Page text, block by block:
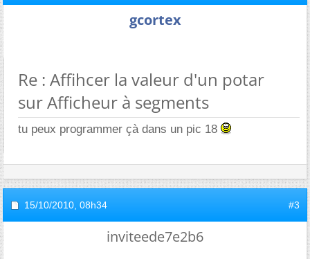
gcortex
Re : Affihcer la valeur d'un potar
sur Afficheur à segments
tu peux programmer çà dans un pic 18
15/10/2010, 08h34 #3
inviteede7e2b6